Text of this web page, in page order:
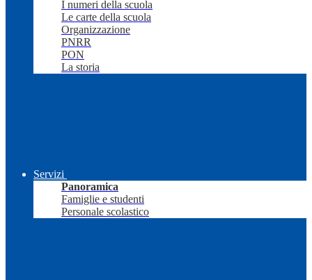
I numeri della scuola
Le carte della scuola
Organizzazione
PNRR
PON
La storia
Servizi
Panoramica
Famiglie e studenti
Personale scolastico